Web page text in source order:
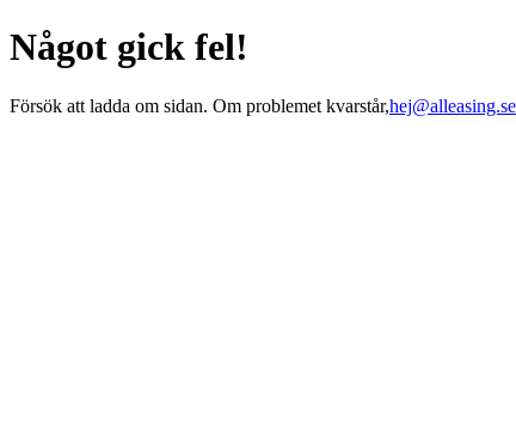
Något gick fel!
Försök att ladda om sidan. Om problemet kvarstår,hej@alleasing.se